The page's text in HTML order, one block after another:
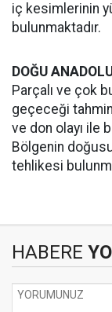
iç kesimlerinin
bulunmaktadır.
DOĞU
Parçalı ve çok
geçeceği
ve don olayı ile
Bölgenin
tehlikesi
HABERE